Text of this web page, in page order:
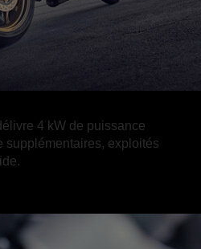
4 kW de puissance
supplémentaires, exploités